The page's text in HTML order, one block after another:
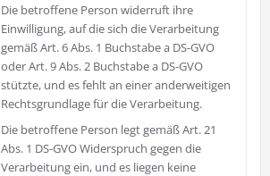
Die betroffene Person widerruft ihre
Einwilligung, auf die sich die Verarbeitung
gemäß Art. 6 Abs. 1 Buchstabe a DS-GVO
oder Art. 9 Abs. 2 Buchstabe a DS-GVO
stützte, und es fehlt an einer anderweitigen
Rechtsgrundlage für die Verarbeitung.
Die betroffene Person legt gemäß Art. 21
Abs. 1 DS-GVO Widerspruch gegen die
Verarbeitung ein, und es liegen keine